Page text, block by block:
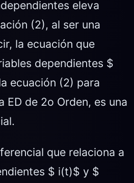
eleva
(2), al ser una
la ecuación que
dependientes $
ecuación (2) para
ED de 2o Orden, es una
que relaciona a
$ i(t)$ y $